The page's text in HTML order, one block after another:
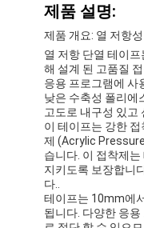
제품 설명:
제품 개요: 열 저항
열 저항 단열 테이
해 설계 된 고품질
응용 프로그램에 사
낮은 수축성 폴리에
고도로 내구성 있고
이 테이프는 강한
제 (Acrylic
습니다. 이 접착제
지키도록 보장합니
다..
테이프는 10mm에
됩니다. 다양한 응